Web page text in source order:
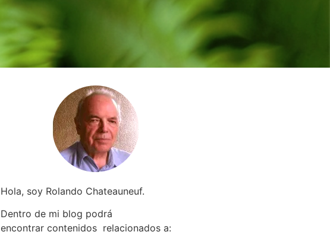
Hola, soy Rolando Chateauneuf.
Dentro de mi blog podrá
encontrar contenidos relacionados a: